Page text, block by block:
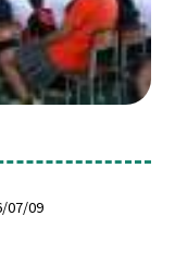
07/09